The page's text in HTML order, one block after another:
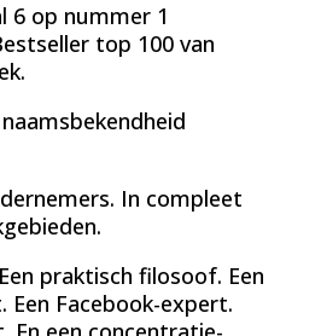
6 op nummer 1
top 100 van
In compleet
praktisch filosoof. Een
Een Facebook-expert.